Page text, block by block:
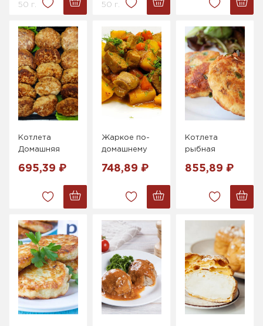
50 г. 50 г.
Котлета
Домашняя
695,39 ₽
Жаркое по-
домашнему
748,89 ₽
Котлета
рыбная
855,89 ₽